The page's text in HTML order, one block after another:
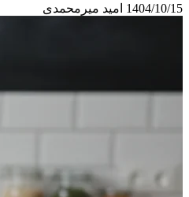
1404/10/15 امید میرمحمدی